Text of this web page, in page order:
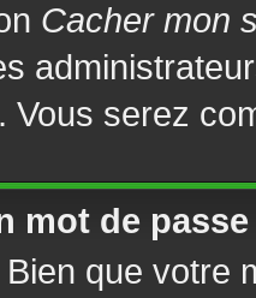
Cacher mon
Vous serez
mot de
que votre